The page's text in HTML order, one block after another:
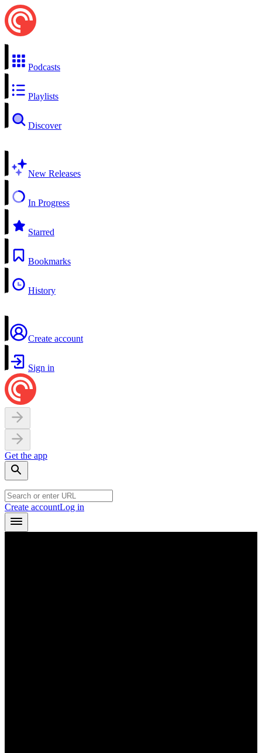
Podcasts
Playlists
Discover
New Releases
In Progress
Starred
Bookmarks
History
Create account
Sign in
Get the app
Create accountLog in